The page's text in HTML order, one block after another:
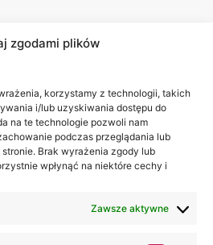
zgodami plików
korzystamy z technologii, takich
i/lub uzyskiwania dostępu do
na te technologie pozwoli nam
podczas przeglądania lub
Brak wyrażenia zgody lub
wpłynąć na niektóre cechy i
Zawsze aktywne